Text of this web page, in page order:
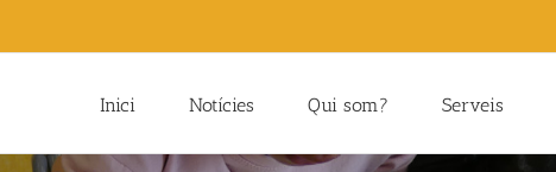
Inici Notícies Qui som? Serveis